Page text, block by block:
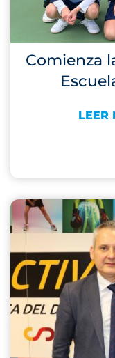
Comienza
LEER